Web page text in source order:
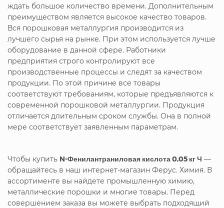
ждать большое количество времени. Дополнительным
преимуществом является высокое качество товаров.
Вся порошковая металлургия производится из
лучшего сырья на рынке. При этом используется лучше
оборудование в данной сфере. Работники
предприятия строго контролируют все
производственные процессы и следят за качеством
продукции. По этой причине все товары
соответствуют требованиям, которые предъявляются к
современной порошковой металлургии. Продукция
отличается длительным сроком службы. Она в полной
мере соответствует заявленным параметрам.
Чтобы купить N-Фенилантраниловая кислота 0,05 кг Ч —
обращайтесь в наш интернет-магазин Ферус. Химия. В
ассортименте вы найдете промышленную химию,
металлические порошки и многие товары. Перед
совершением заказа вы можете выбрать подходящий